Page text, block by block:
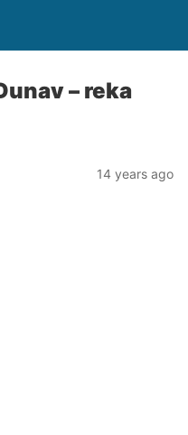
– reka
14 years ago